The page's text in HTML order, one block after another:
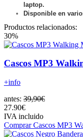
laptop.
Disponible en
Productos relacionados:
30%
Cascos MP3
+info
antes: 39,90€
27.90€
IVA incluido
Comprar Cascos MP3